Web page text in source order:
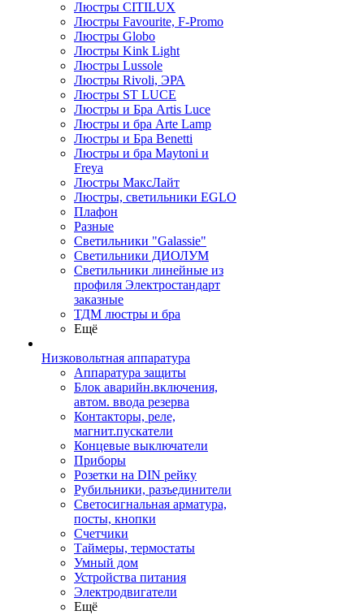
Люстры CITILUX
Люстры Favourite, F-Promo
Люстры Globo
Люстры Kink Light
Люстры Lussole
Люстры Rivoli, ЭРА
Люстры ST LUCE
Люстры и Бра Artis Luce
Люстры и бра Arte Lamp
Люстры и Бра Benetti
Люстры и бра Maytoni и
Freya
Люстры МаксЛайт
Люстры, светильники EGLO
Плафон
Разные
Светильники "Galassie"
Светильники ДИОЛУМ
Светильники линейные из
профиля Электростандарт
заказные
ТДМ люстры и бра
Ещё
Низковольтная аппаратура
Аппаратура защиты
Блок аварийн.включения,
автом. ввода резерва
Контакторы, реле,
магнит.пускатели
Концевые выключатели
Приборы
Розетки на DIN рейку
Рубильники, разъединители
Светосигнальная арматура,
посты, кнопки
Счетчики
Таймеры, термостаты
Умный дом
Устройства питания
Электродвигатели
Ещё